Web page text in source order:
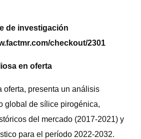
de investigación
checkout/2301
en oferta
oferta, presenta un análisis
global de sílice pirogénica,
del mercado (2017-2021) y
para el período 2022-2032.